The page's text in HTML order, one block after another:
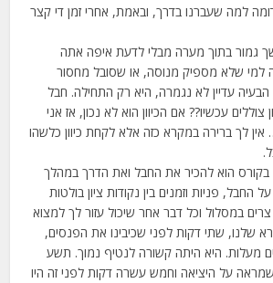
למה שעברנו בדרך, ובאמת, אחרי זמן די קצר
גמור בתוך מערה מבלי לדעת איפה אתה
למי שלא מספיק מנוסה, או שסובל מחסור
עדיין לא נגמרה, היא רק התחילה. חבל
צוללים עכשיו?? אם הכיוון הוא לא נכון, אז אני
לך ברירה במקרא כזה אלא לקחת כיוון כלשהו
בקורס הוא להכיר את החבל ואת הדרך במהלך
החבל, פניות וזמנים בין נקודות ציון בולטות
במסלול וכל דבר אחר שיכול עזור לך למצוא
שלנו, שתי דקות לפני שכיבינו את הפנסים,
מעלות. היא היתה קשורה לנטיף נמוך. תשע
על היציאה וחמש עשרה דקות לפני זה היו